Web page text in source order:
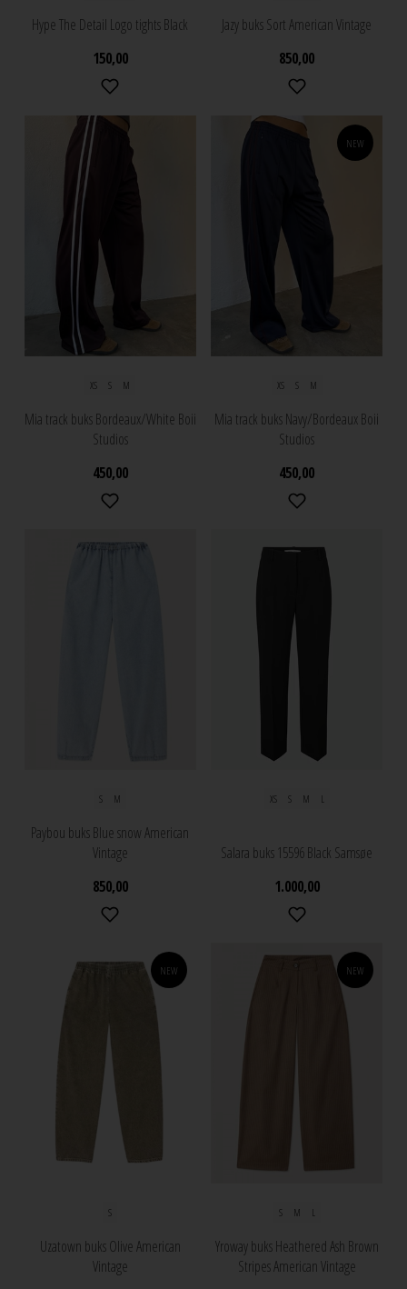
Hype The Detail Logo tights Black
150,00
Jazy buks Sort American Vintage
850,00
XS S M
Mia track buks Bordeaux/White Boii
Studios
450,00
NEW
XS S M
Mia track buks Navy/Bordeaux Boii
Studios
450,00
S M
Paybou buks Blue snow American
Vintage
850,00
XS S M L
Salara buks 15596 Black Samsøe
1.000,00
NEW
S
Uzatown buks Olive American
Vintage
NEW
S M L
Yroway buks Heathered Ash Brown
Stripes American Vintage